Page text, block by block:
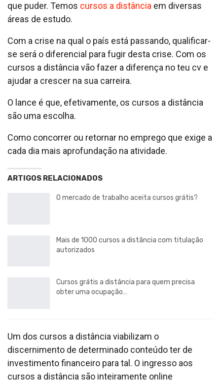
que puder. Temos cursos a distância em diversas
áreas de estudo.
Com a crise na qual o país está passando, qualificar-
se será o diferencial para fugir desta crise. Com os
cursos a distância vão fazer a diferença no teu cv e
ajudar a crescer na sua carreira.
O lance é que, efetivamente, os cursos a distância
são uma escolha.
Como concorrer ou retornar no emprego que exige a
cada dia mais aprofundação na atividade.
ARTIGOS RELACIONADOS
O mercado de trabalho aceita cursos grátis?
Mais de 1000 cursos a distância com titulação
autorizados
Cursos grátis a distância para quem precisa
obter uma ocupação…
Um dos cursos a distância viabilizam o
discernimento de determinado conteúdo ter de
investimento financeiro para tal. O ingresso aos
cursos a distância são inteiramente online